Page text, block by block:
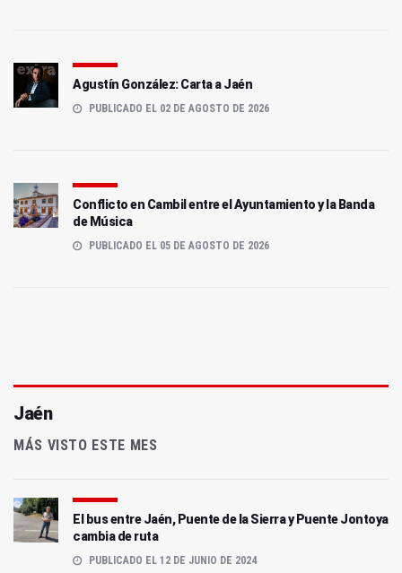
Agustín González: Carta a Jaén
PUBLICADO EL 02 DE AGOSTO DE 2026
Conflicto en Cambil entre el Ayuntamiento y la Banda
de Música
PUBLICADO EL 05 DE AGOSTO DE 2026
Jaén
MÁS VISTO ESTE MES
El bus entre Jaén, Puente de la Sierra y Puente Jontoya
cambia de ruta
PUBLICADO EL 12 DE JUNIO DE 2024